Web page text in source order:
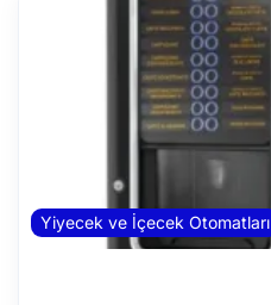
Yiyecek ve İçecek Otomatları